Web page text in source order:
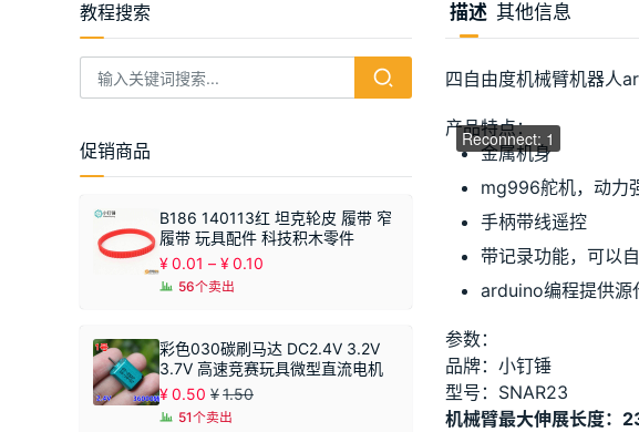
描述 其他信息
四自由度机械臂机器人
00:00 /
产品特点：
金属机身
mg996舵机，动力
手柄带线遥控
带记录功能，可以
arduino编程提供源
参数：
品牌：小钉锤
型号：SNAR23
机械臂最大伸展长度：
教程搜索
促销商品
B186 140113红 坦克轮皮 履带 窄
履带 玩具配件 科技积木零件
¥0.01 – ¥0.10
¥0.01
至
¥0.10
56个卖出
彩色030碳刷马达 DC2.4V 3.2V
3.7V 高速竞赛玩具微型直流电机
¥0.50 ¥1.50
51个卖出